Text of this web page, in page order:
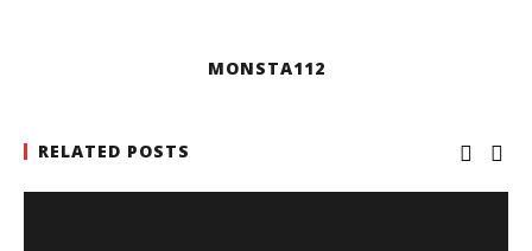
MONSTA112
RELATED POSTS